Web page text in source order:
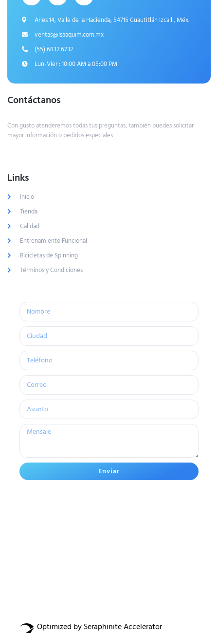
Aries 14, Valle de la Hacienda, 54715 Cuautitlán Izcalli, Méx.
ventas@Isaaquim.com.mx
(55) 6832 6732
Lun-Vier : 10:00 AM a 05:00 PM
Contáctanos
Con gusto atenderemos todas tus preguntas, también puedes solicitar
mayor información o pedidos especiales
Links
Inicio
Tienda
Calidad
Entrenamiento Funcional
Bicicletas de Spinning
Términos y Condiciones
Enviar
Optimized by Seraphinite Accelerator